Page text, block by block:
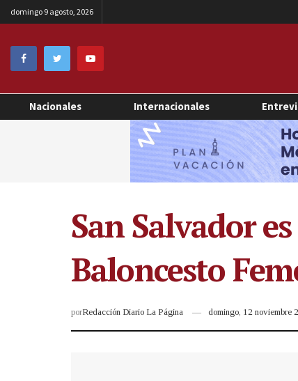
domingo 9 agosto, 2026
Nacionales Internacionales
San Salvador
Baloncesto
porRedacción Diario La Página domingo, 12 noviembre